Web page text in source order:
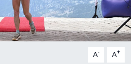
A- A+